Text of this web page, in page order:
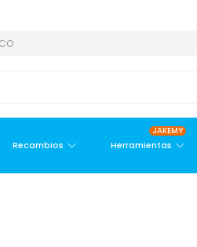
Recambios Herramientas
JAKEMY